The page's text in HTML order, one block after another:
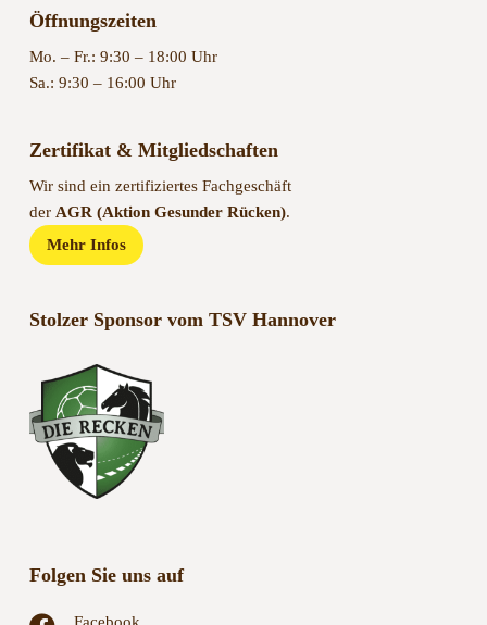
Öffnungszeiten
Mo. – Fr.: 9:30 – 18:00 Uhr
Sa.: 9:30 – 16:00 Uhr
Zertifikat & Mitgliedschaften
Wir sind ein zertifiziertes Fachgeschäft
der AGR (Aktion Gesunder Rücken).
Mehr Infos
Stolzer Sponsor vom TSV Hannover
Folgen Sie uns auf